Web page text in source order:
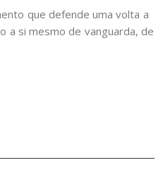
que defende uma volta a
a si mesmo de vanguarda, de